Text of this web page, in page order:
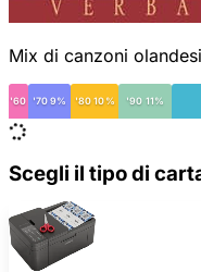
Mix di canzoni
'60 '70 9% '80 10% '90 11%
Scegli il tipo di